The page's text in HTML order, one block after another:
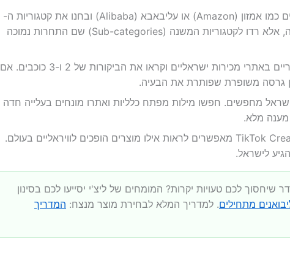
היכנסו לאתרים כמו אמזון (Amazon) או עליבאבא (Alibaba) ובחנו את קטגוריות ה-
Best Sellers. אל תחפשו את המוצר הראשון ברשימה, אלא רדו לקטגוריות המשנה (Sub-categories) שם התחרות נמוכה
חפשו מוצרים פופולריים באתרי מכירות ישראליים וקראו את הביקורות של 2 ו-3 כוכבים. אם
גרסה משופרת שפותרת את הבעיה.
מחפשים. חפשו מילות מפתח כלליות ואתרו מונחים בעלייה חדה
אתרים כמו TikTok Creative Center מאפשרים לראות אילו מוצרים הופכים לוויראליים בעולם.
לישראל.
לכם טעויות יקרות? המומחים של ליצ'י יסייעו לכם בסינון
ליבואנים מתחילים. למדריך המלא לבחירת מוצר מנצח: המדריך